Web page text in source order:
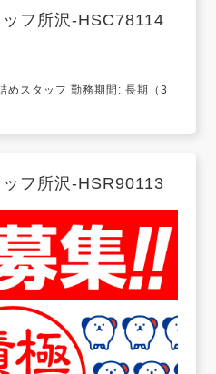
フ所沢-HSC78114
めスタッフ 勤務期間: 長期（3
フ所沢-HSR90113